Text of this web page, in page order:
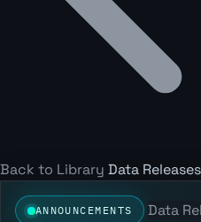
Back to Library Data Releases
ANNOUNCEMENTS Data